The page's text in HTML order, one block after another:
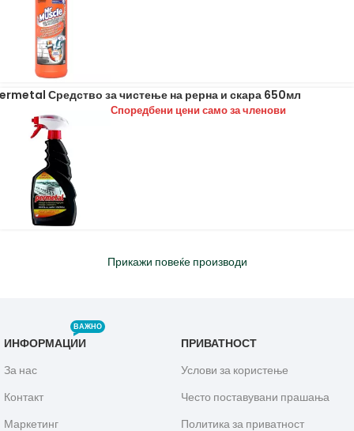
Средство за чистење на рерна и скара 650мл
Споредбени цени само за членови
Прикажи повеќе производи
ИНФОРМАЦИИ
ВАЖНО
За нас
Контакт
Маркетинг
ПРИВАТНОСТ
Услови за користење
Често поставувани прашања
Политика за приватност